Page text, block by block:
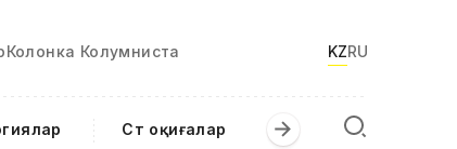
Колонка Колумниста KZRU
Сәт оқиғалар